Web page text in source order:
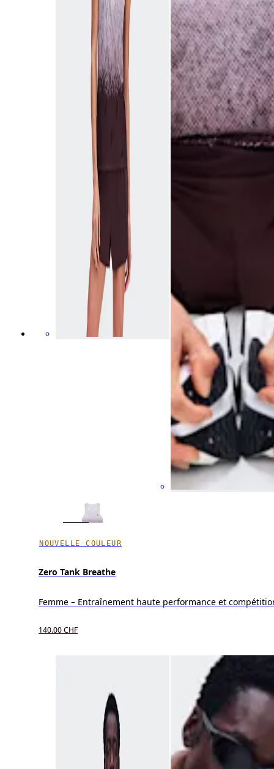
NOUVELLE COULEUR
Zero Tank Breathe
Femme – Entraînement haute performance et
140.00 CHF